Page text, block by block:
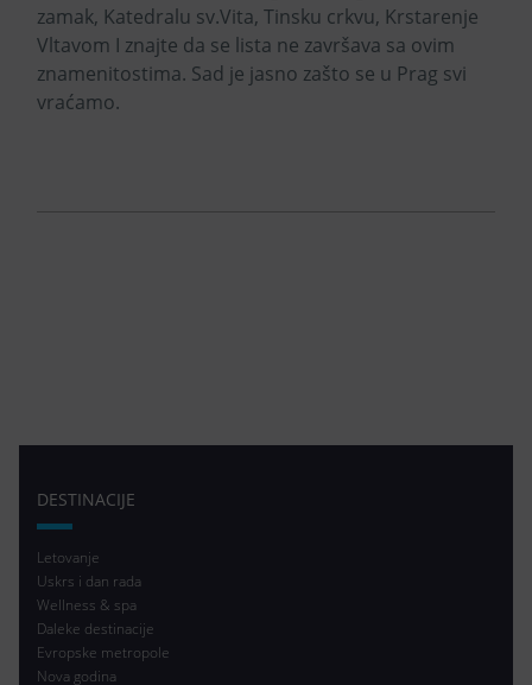
zamak, Katedralu sv.Vita, Tinsku crkvu, Krstarenje
Vltavom I znajte da se lista ne završava sa ovim
znamenitostima. Sad je jasno zašto se u Prag svi
vraćamo.
DESTINACIJE
Letovanje
Uskrs i dan rada
Wellness & spa
Daleke destinacije
Evropske metropole
Nova godina